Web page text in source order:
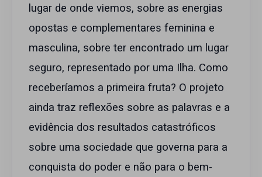
lugar de onde viemos, sobre as energias
opostas e complementares feminina e
masculina, sobre ter encontrado um lugar
seguro, representado por uma Ilha. Como
receberíamos a primeira fruta? O projeto
ainda traz reflexões sobre as palavras e a
evidência dos resultados catastróficos
sobre uma sociedade que governa para a
conquista do poder e não para o bem-